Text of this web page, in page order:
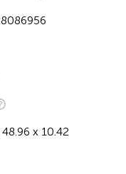
x 10.42